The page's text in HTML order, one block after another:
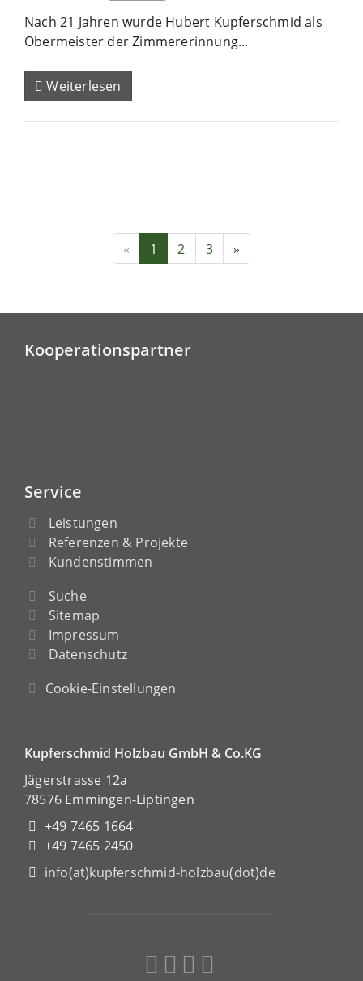
Nach 21 Jahren wurde Hubert Kupferschmid als
Obermeister der Zimmererinnung...
Weiterlesen
« 1 2 3 »
Kooperationspartner
Service
Leistungen
Referenzen & Projekte
Kundenstimmen
Suche
Sitemap
Impressum
Datenschutz
Cookie-Einstellungen
Kupferschmid Holzbau GmbH & Co.KG
Jägerstrasse 12a
78576 Emmingen-Liptingen
+49 7465 1664
+49 7465 2450
info(at)kupferschmid-holzbau(dot)de